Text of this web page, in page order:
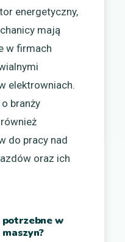
energetyczny,
mają
w firmach
elektrowniach.
branży
do pracy nad
oraz ich
potrzebne w